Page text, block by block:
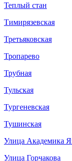
Теплый стан
Тимирязевская
Третьяковская
Тропарево
Трубная
Тульская
Тургеневская
Тушинская
Улица Академика
Улица Горчакова